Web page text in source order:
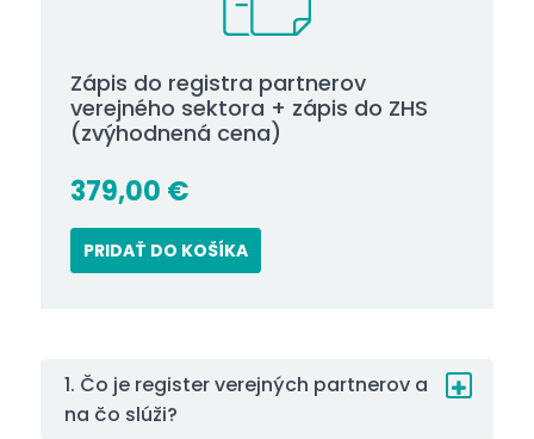
Zápis do registra partnerov
verejného sektora + zápis do ZHS
(zvýhodnená cena)
379,00 €
PRIDAŤ DO KOŠÍKA
1. Čo je register verejných partnerov a
na čo slúži?